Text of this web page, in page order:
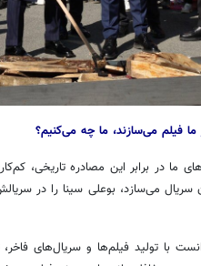
ما فیلم می‌سازند، ما چه می‌کنیم؟
ما در برابر این مصادره تاریخی،
سریال می‌سازد، بوعلی سینا را در
با تولید فیلم‌ها و سریال‌های